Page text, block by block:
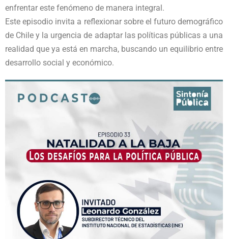
enfrentar este fenómeno de manera integral.
Este episodio invita a reflexionar sobre el futuro demográfico
de Chile y la urgencia de adaptar las políticas públicas a una
realidad que ya está en marcha, buscando un equilibrio entre
desarrollo social y económico.